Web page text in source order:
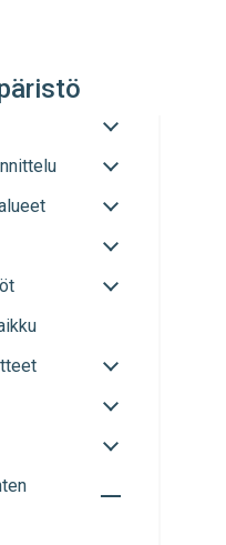
Avaa
sulje
Avaa
sulje
Avaa
sulje
Avaa
sulje
Avaa
Avaa
sulje
Avaa
sulje
Avaa